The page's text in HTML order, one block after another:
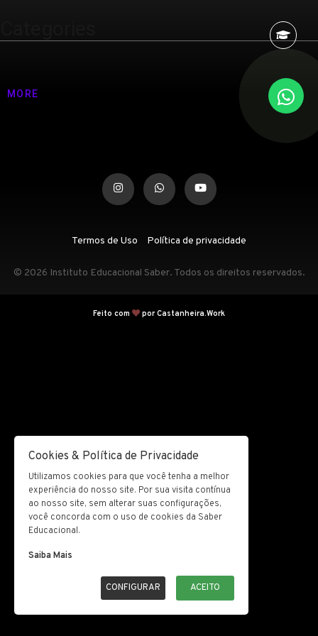
MORE
Termos de Uso Política de privacidade
© 2026 Instituto Educacional Saber. Todos os direitos reservados.
Feito com por Castanheira.Work
Cookies & Política de Privacidade
Utilizamos cookies para que você tenha a melhor
experiência do nosso site. Por sua visita contínua
ao nosso site, sem alterar suas configurações,
você concorda com o uso de cookies da Saber
Educacional.
Saiba Mais
CONFIGURAR ACEITO